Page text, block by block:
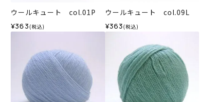
ウールキュート col.01P
¥363 (税込)
ウールキュート col.09L
¥363 (税込)